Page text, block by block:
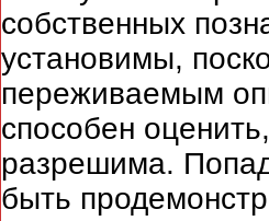
собственных
установимы,
переживаемым
способен
разрешима.
быть